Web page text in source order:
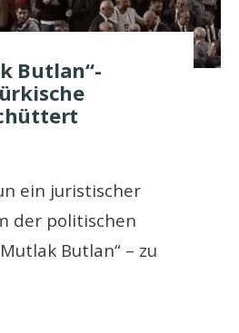
Butlan“-
ein juristischer
der politischen
Butlan“ – zu